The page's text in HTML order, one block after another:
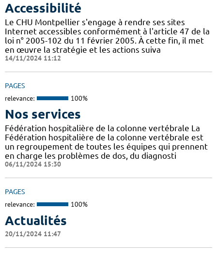
Accessibilité
Le CHU Montpellier s'engage à rendre ses sites
Internet accessibles conformément à l'article 47 de la
loi n° 2005-102 du 11 février 2005. À cette fin, il met
en œuvre la stratégie et les actions suiva
14/11/2024 11:12
PAGES
relevance: 100%
Nos services
Fédération hospitalière de la colonne vertébrale La
Fédération hospitalière de la colonne vertébrale est
un regroupement de toutes les équipes qui prennent
en charge les problèmes de dos, du diagnosti
06/11/2024 15:30
PAGES
relevance: 100%
Actualités
20/11/2024 11:47